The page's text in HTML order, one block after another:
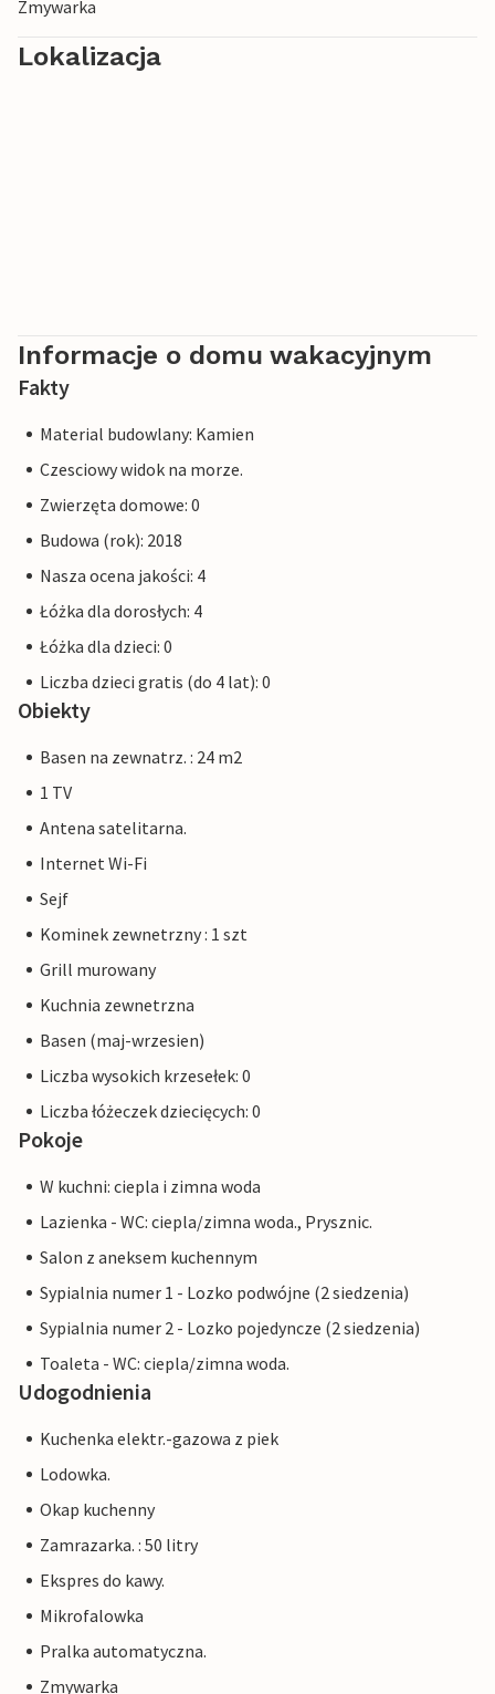
Zmywarka
Lokalizacja
Informacje o domu wakacyjnym
Fakty
Material budowlany: Kamien
Czesciowy widok na morze.
Zwierzęta domowe: 0
Budowa (rok): 2018
Nasza ocena jakości: 4
Łóżka dla dorosłych: 4
Łóżka dla dzieci: 0
Liczba dzieci gratis (do 4 lat): 0
Obiekty
Basen na zewnatrz. : 24 m2
1 TV
Antena satelitarna.
Internet Wi-Fi
Sejf
Kominek zewnetrzny : 1 szt
Grill murowany
Kuchnia zewnetrzna
Basen (maj-wrzesien)
Liczba wysokich krzesełek: 0
Liczba łóżeczek dziecięcych: 0
Pokoje
W kuchni: ciepla i zimna woda
Lazienka - WC: ciepla/zimna woda., Prysznic.
Salon z aneksem kuchennym
Sypialnia numer 1 - Lozko podwójne (2 siedzenia)
Sypialnia numer 2 - Lozko pojedyncze (2 siedzenia)
Toaleta - WC: ciepla/zimna woda.
Udogodnienia
Kuchenka elektr.-gazowa z piek
Lodowka.
Okap kuchenny
Zamrazarka. : 50 litry
Ekspres do kawy.
Mikrofalowka
Pralka automatyczna.
Zmywarka